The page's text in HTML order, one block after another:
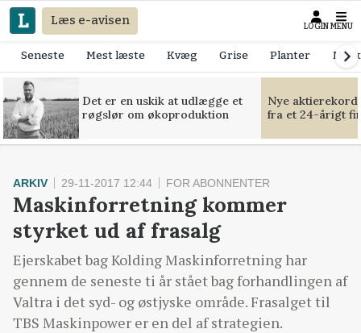
Læs e-avisen LOGIN MENU
Seneste Mest læste Kvæg Grise Planter
Det er en uskik at udlægge et
røgslør om økoproduktion
Nye
fra et 24-årigt
ARKIV 29-11-2017 12:44 FOR ABONNENTER
Maskinforretning kommer
styrket ud af frasalg
Ejerskabet bag Kolding Maskinforretning har
gennem de seneste ti år stået bag forhandlingen af
Valtra i det syd- og østjyske område. Frasalget til
TBS Maskinpower er en del af strategien.